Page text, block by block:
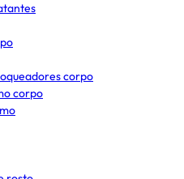
corpo
corpo